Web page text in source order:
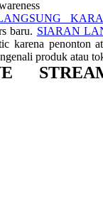
baru. SIARAN
karena penonton
produk atau